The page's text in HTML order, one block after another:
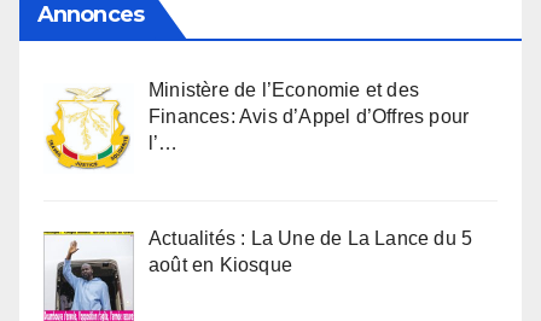
Annonces
Ministère de l’Economie et des
Finances: Avis d’Appel d’Offres pour
l’…
Actualités : La Une de La Lance du 5
août en Kiosque